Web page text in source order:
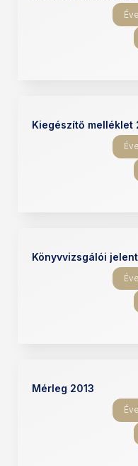
Kiegészítő melléklet
Könyvvizsgálói
Mérleg 2013